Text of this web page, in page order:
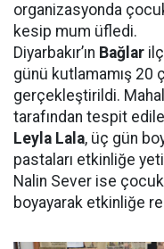
organizasyonda
kesip mum üfledi.
Diyarbakır’ın Bağlar
günü kutlamamış
gerçekleştirildi.
tarafından tespit
Leyla Lala, üç gün
pastaları etkinliğe
Nalin Sever ise
boyayarak etkinliğe